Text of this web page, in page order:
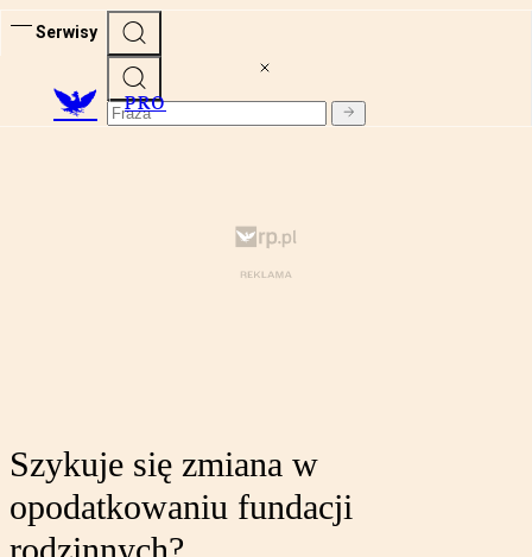
Serwisy
PRO
Szykuje się zmiana w
opodatkowaniu fundacji